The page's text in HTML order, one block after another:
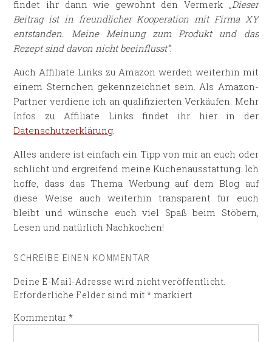
findet ihr dann wie gewohnt den Vermerk „Dieser
Beitrag ist in freundlicher Kooperation mit Firma XY
entstanden. Meine Meinung zum Produkt und das
Rezept sind davon nicht beeinflusst“.
Auch Affiliate Links zu Amazon werden weiterhin mit
einem Sternchen gekennzeichnet sein. Als Amazon-
Partner verdiene ich an qualifizierten Verkäufen. Mehr
Infos zu Affiliate Links findet ihr hier in der
Datenschutzerklärung
Alles andere ist einfach ein Tipp von mir an euch oder
schlicht und ergreifend meine Küchenausstattung. Ich
hoffe, dass das Thema Werbung auf dem Blog auf
diese Weise auch weiterhin transparent für euch
bleibt und wünsche euch viel Spaß beim Stöbern,
Lesen und natürlich Nachkochen!
SCHREIBE EINEN KOMMENTAR
Deine E-Mail-Adresse wird nicht veröffentlicht.
Erforderliche Felder sind mit* markiert
Kommentar*